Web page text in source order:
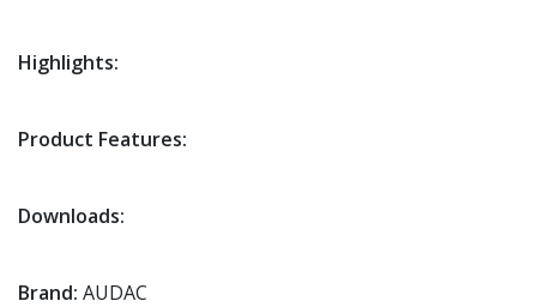
Highlights:
Product Features:
Downloads:
Brand: AUDAC